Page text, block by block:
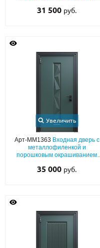
31 500 руб.
Увеличить
Арт-ММ1363 Входная дверь с
металлофиленкой и
порошковым окрашиванием
35 000 руб.